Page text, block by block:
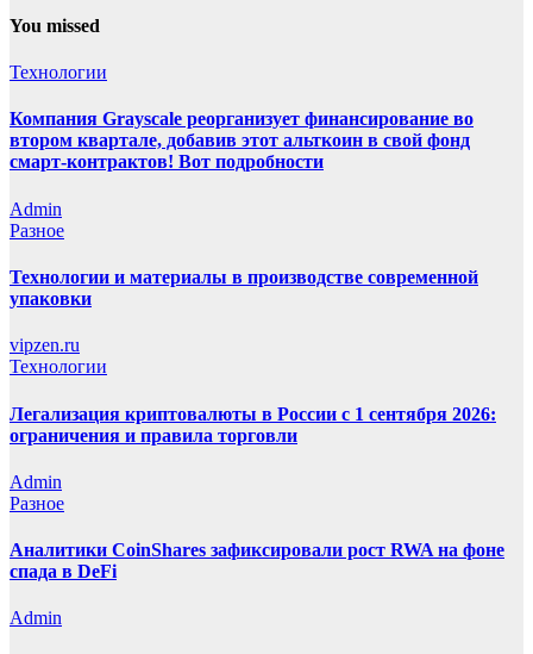
You missed
Технологии
Компания Grayscale реорганизует финансирование во
втором квартале, добавив этот альткоин в свой фонд
смарт-контрактов! Вот подробности
Admin
Разное
Технологии и материалы в производстве современной
упаковки
vipzen.ru
Технологии
Легализация криптовалюты в России с 1 сентября 2026:
ограничения и правила торговли
Admin
Разное
Аналитики CoinShares зафиксировали рост RWA на фоне
спада в DeFi
Admin